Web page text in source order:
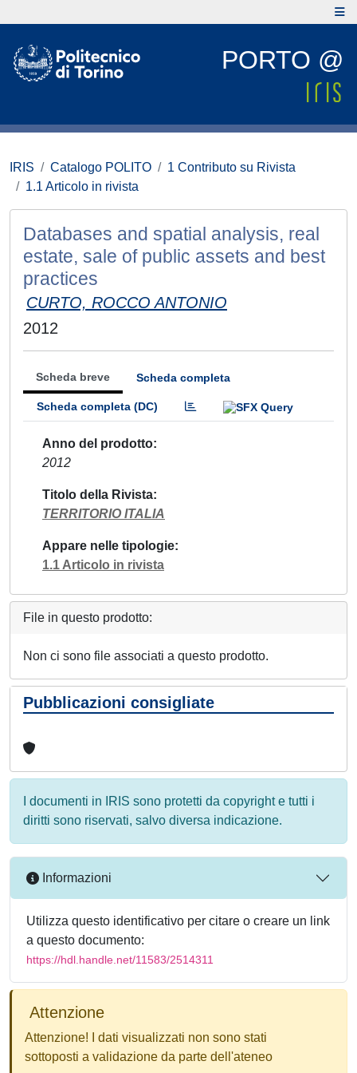
PORTO @
IRIS Catalogo POLITO
1 Contributo su Rivista
1.1 Articolo in rivista
Databases and spatial analysis, real
estate, sale of public assets and best
practices
CURTO, ROCCO ANTONIO
2012
Scheda breve Scheda completa
Scheda completa (DC)
Anno del prodotto
2012
Titolo della Rivista
TERRITORIO ITALIA
Appare nelle tipologie
1.1 Articolo in rivista
File in questo prodotto:
Non ci sono file associati a questo prodotto.
Pubblicazioni consigliate
I documenti in IRIS sono protetti da copyright e tutti i
diritti sono riservati, salvo diversa indicazione.
Informazioni
Utilizza questo identificativo per citare o creare un link
a questo documento:
https://hdl.handle.net/11583/2514311
Attenzione
Attenzione! I dati visualizzati non sono stati
sottoposti a validazione da parte dell'ateneo